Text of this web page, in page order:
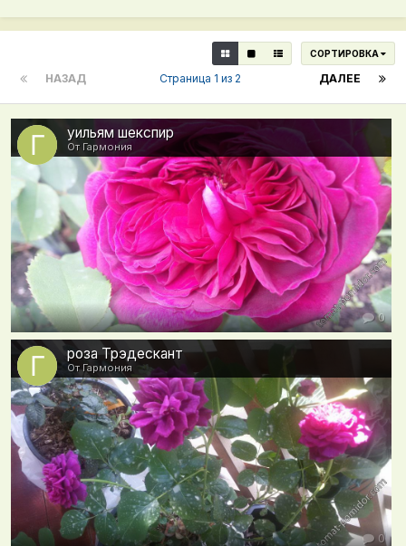
СОРТИРОВКА
НАЗАД ДАЛЕЕ
Страница 1 из 2
уильям шекспир
От Гармония
0
роза Трэдескант
От Гармония
0